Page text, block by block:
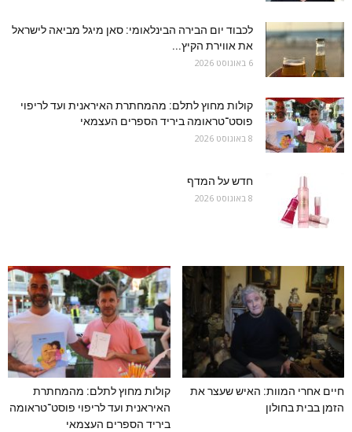
לכבוד יום הבירה הבינלאומי: סאן מיגל מביאה לישראל
את אווירת הקיץ...
6 באוגוסט 2026
קולות מחוץ לתלם: מהמחתרת האיראנית ועד לריפוי
פוסט־טראומה ביריד הספרים העצמאי
8 באוגוסט 2026
חדש על המדף
8 באוגוסט 2026
חיים אחרי המוות: האיש שעצר את
הזמן בבית בחולון
קולות מחוץ לתלם: מהמחתרת
האיראנית ועד לריפוי פוסט־טראומה
ביריד הספרים העצמאי